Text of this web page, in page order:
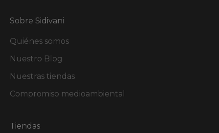
Sobre Sidivani
Quiénes somos
Nuestro Blog
Nuestras tiendas
Compromiso medioambiental
Tiendas